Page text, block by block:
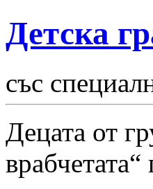
Детска
със
Децата от